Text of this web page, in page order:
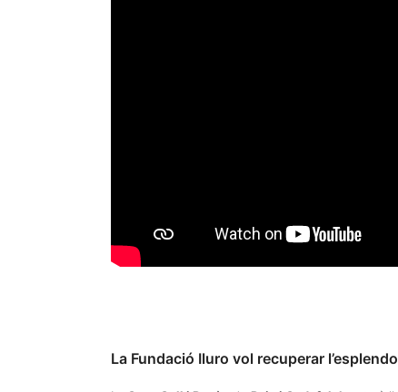
La Fundació Iluro vol recuperar